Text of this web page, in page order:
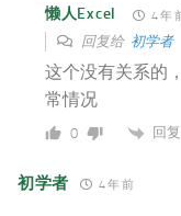
懒人Excel 4 年
回复给 初学者
这个没有关系的
常情况
0 回复
初学者 4 年 前